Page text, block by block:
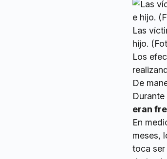
Las
hijo.
Los
De
eran
En
meses,
toca ser